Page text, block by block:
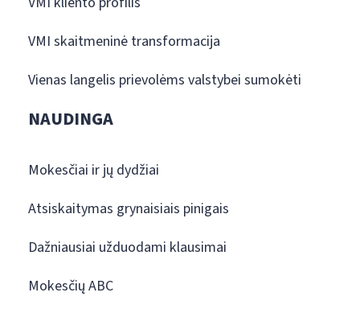
VMI skaitmeninė transformacija
Vienas langelis prievolėms valstybei sumokėti
NAUDINGA
Mokesčiai ir jų dydžiai
Atsiskaitymas grynaisiais pinigais
Dažniausiai užduodami klausimai
Mokesčių ABC